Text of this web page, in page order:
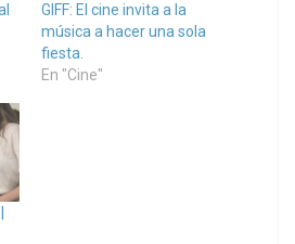
GIFF: El cine invita a la
música a hacer una sola
fiesta.
En "Cine"